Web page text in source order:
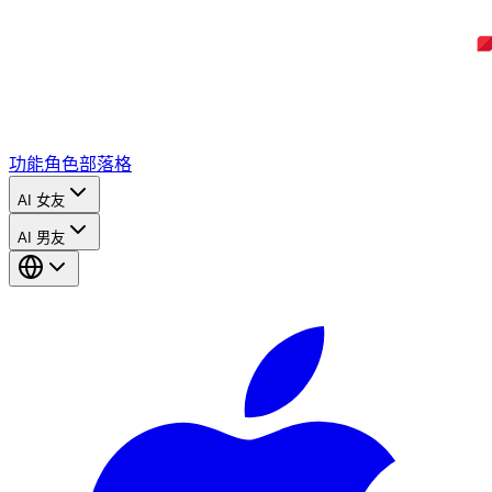
功能角色部落格
AI 女友
AI 男友